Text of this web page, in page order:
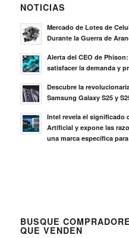
NOTICIAS
Mercado de Lotes de
Durante la Guerra de
Alerta del CEO de
satisfacer la demanda y
Descubre la
Samsung Galaxy S25 y
Intel revela el significado
Artificial y expone las
una marca específica
BUSQUE
QUE VENDEN